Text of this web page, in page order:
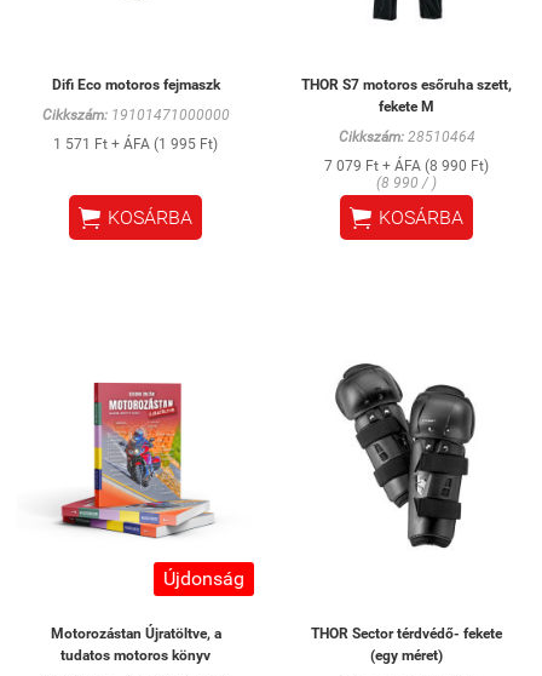
Difi Eco motoros fejmaszk
Cikkszám:19101471000000
1 571 Ft + ÁFA (1 995 Ft)
 KOSÁRBA
THOR S7 motoros esőruha szett,
fekete M
Cikkszám:28510464
7 079 Ft + ÁFA (8 990 Ft)
(8 990 / )
 KOSÁRBA
Újdonság
Motorozástan Újratöltve, a
tudatos motoros könyv
THOR Sector térdvédő- fekete
(egy méret)